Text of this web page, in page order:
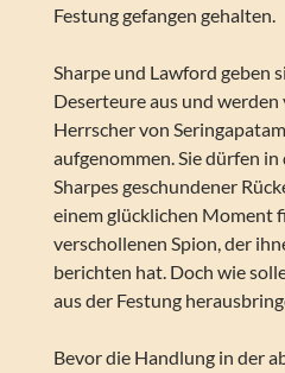
Festung gefangen gehalten.
Sharpe und Lawford geben
Deserteure aus und werden
Herrscher von
aufgenommen. Sie dürfen
Sharpes geschundener
einem glücklichen Moment
verschollenen Spion, der
berichten hat. Doch wie
aus der Festung
Bevor die Handlung in der